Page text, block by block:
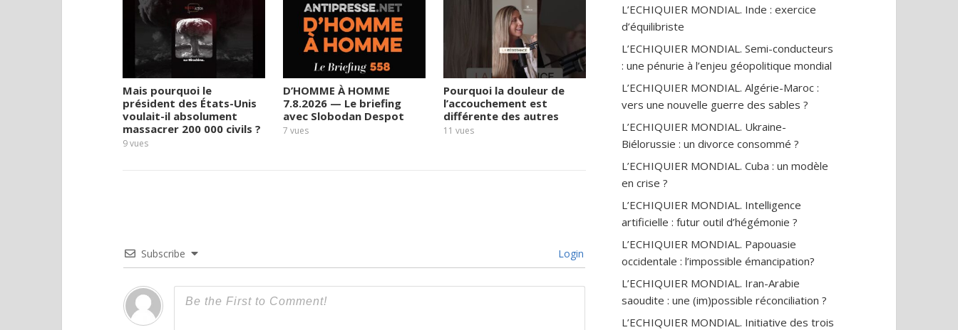
Mais pourquoi le
président des États-Unis
voulait-il absolument
massacrer 200 000 civils ?
9vues
D’HOMME À HOMME
7.8.2026 — Le briefing
avec Slobodan Despot
7 vues
Pourquoi la douleur de
l’accouchement est
différente des autres
11 vues
Le régime chinois s’en
prend aux riches :
sorties interdites
vues
Accoucher, c’est traverser
la mort de la peur
Subscribe Login
L’ECHIQUIER MONDIAL. Inde : exercice
d’équilibriste
L’ECHIQUIER MONDIAL. Semi-conducteurs
: une pénurie à l’enjeu géopolitique mondial
L’ECHIQUIER MONDIAL. Algérie-Maroc :
vers une nouvelle guerre des sables ?
L’ECHIQUIER MONDIAL. Ukraine-
Biélorussie : un divorce consommé ?
L’ECHIQUIER MONDIAL. Cuba : un modèle
en crise ?
L’ECHIQUIER MONDIAL. Intelligence
artificielle : futur outil d’hégémonie ?
L’ECHIQUIER MONDIAL. Papouasie
occidentale : l’impossible émancipation?
L’ECHIQUIER MONDIAL. Iran-Arabie
saoudite : une (im)possible réconciliation ?
L’ECHIQUIER MONDIAL. Initiative des trois